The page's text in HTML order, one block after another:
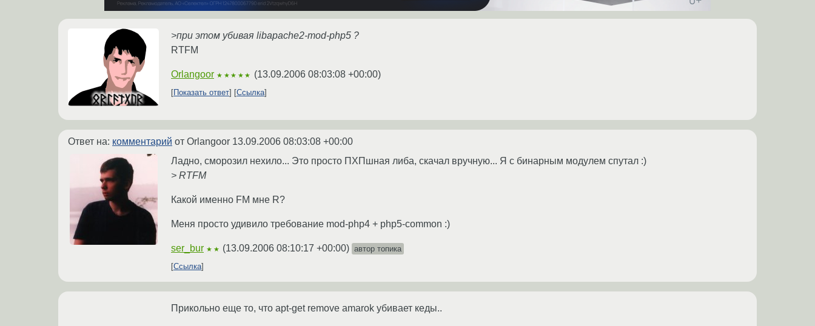
>при этом убивая libapache2-mod-php5 ?
RTFM
Orlangoor ★★★★★ (13.09.2006 08:03:08 +00:00)
Показать ответ Ссылка
Ответ на: комментарий от Orlangoor 13.09.2006 08:03:08 +00:00
Ладно, сморозил нехило... Это просто ПХПшная либа, скачал вручную... Я с бинарным модулем спутал :)
> RTFM
Какой именно FM мне R?
Меня просто удивило требование mod-php4 + php5-common :)
ser_bur ★★ (13.09.2006 08:10:17 +00:00) автор топика
Ссылка
Прикольно еще то, что apt-get remove amarok убивает кеды..